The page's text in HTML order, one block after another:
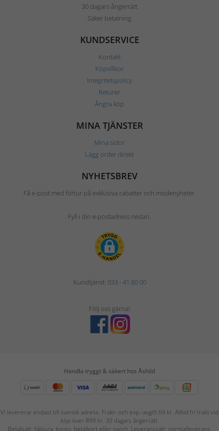
30 dagars ångerrätt
Säker betalning
KUNDSERVICE
Kontakt
Köpvillkor
Integritetspolicy
Returer
Ångra köp
MINA TJÄNSTER
Mina sidor
Lägg order direkt
NYHETSBREV
Få e-post med förtur på exklusiva rabatter och modenyheter.
Fyll i din e-postadress nedan.
Kundtjänst: 033 - 41 80 00
Följ oss gärna!
Handla tryggt & säkert hos Åshild
Vi levererar endast till svensk adress. Frakt- och exp.-avgift 69 kr. Alltid fri frakt vid
köp över 899 kr. 30 dagars ångerrätt.
Betalsätt: faktura, konto, betalkort eller swish. Leveranssätt: normalleverans,